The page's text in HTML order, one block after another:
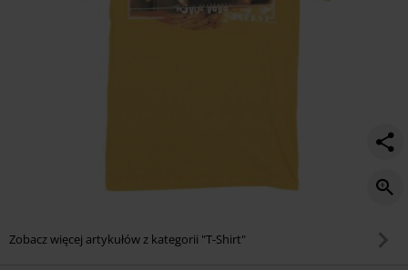
Zobacz więcej artykułów z kategorii "T-Shirt"